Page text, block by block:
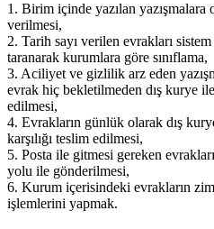
1. Birim içinde yazılan yazışmalara
verilmesi,
2. Tarih sayı verilen evrakları
taranarak kurumlara göre sınıflama,
3. Aciliyet ve gizlilik arz eden
evrak hiç bekletilmeden dış kurye
edilmesi,
4. Evrakların günlük olarak dış
karşılığı teslim edilmesi,
5. Posta ile gitmesi gereken
yolu ile gönderilmesi,
6. Kurum içerisindeki evrakların
işlemlerini yapmak.